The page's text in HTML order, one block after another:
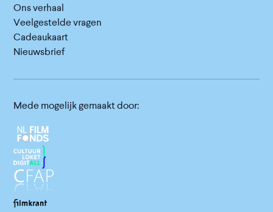
Ons verhaal
Veelgestelde vragen
Cadeaukaart
Nieuwsbrief
Mede mogelijk gemaakt door: